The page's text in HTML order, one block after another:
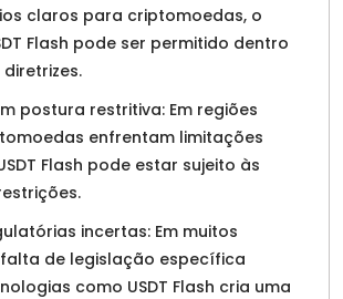
claros para criptomoedas, o
Flash pode ser permitido dentro
postura restritiva: Em regiões
enfrentam limitações
Flash pode estar sujeito às
incertas: Em muitos
de legislação específica
como USDT Flash cria uma